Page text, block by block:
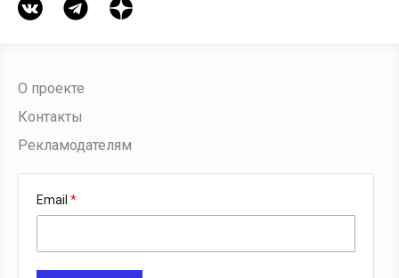
О проекте
Контакты
Рекламодателям
Email